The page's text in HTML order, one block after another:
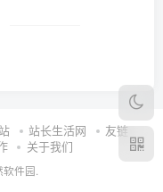
站长生活网
友链
关于我们
软件园.